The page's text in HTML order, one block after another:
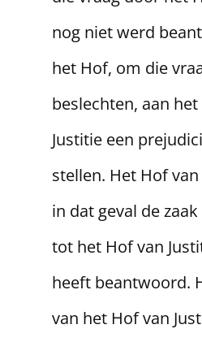
nog niet werd
het Hof, om die
beslechten, aan
Justitie een
stellen. Het Hof
in dat geval de
tot het Hof van
heeft beantwoord.
van het Hof van